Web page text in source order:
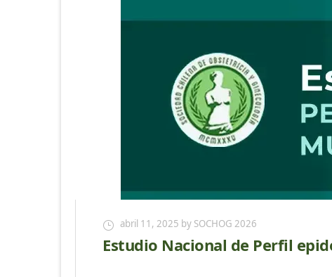
abril 11, 2025 by SOCHOG 2026
Estudio Nacional de Perfil